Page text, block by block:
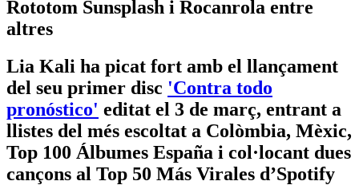
Rototom Sunsplash i Rocanrola entre
altres
Lia Kali ha picat fort amb el llançament
del seu primer disc 'Contra todo
pronóstico' editat el 3 de març, entrant a
llistes del més escoltat a Colòmbia, Mèxic,
Top 100 Álbumes España i col·locant dues
cançons al Top 50 Más Virales d’Spotify